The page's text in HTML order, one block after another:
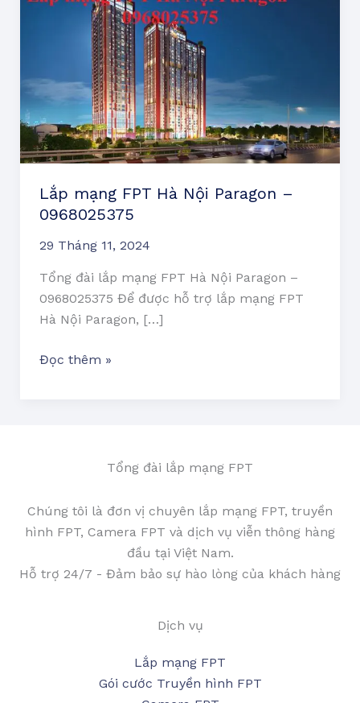
Lắp mạng FPT Hà Nội Paragon –
0968025375
29 Tháng 11, 2024
Tổng đài lắp mạng FPT Hà Nội Paragon –
0968025375 Để được hỗ trợ lắp mạng FPT
Hà Nội Paragon, […]
mạng
Nội
Paragon
–
0968025375
Đọc thêm »
Tổng đài lắp mạng FPT
Chúng tôi là đơn vị chuyên lắp mạng FPT, truyền
hình FPT, Camera FPT và dịch vụ viễn thông hàng
đầu tại Việt Nam.
Hỗ trợ 24/7 - Đảm bảo sự hào lòng của khách hàng
Dịch vụ
Lắp mạng FPT
Gói cước Truyền hình FPT